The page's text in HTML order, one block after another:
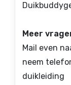
Meer
Mail even
neem
duikleiding